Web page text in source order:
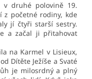
v druhé polovině 19.
z početné rodiny, kde
jí čtyři starší sestry.
a začal ji přitahovat
na Karmel v Lisieux,
Dítěte Ježíše a Svaté
je milosrdný a plný